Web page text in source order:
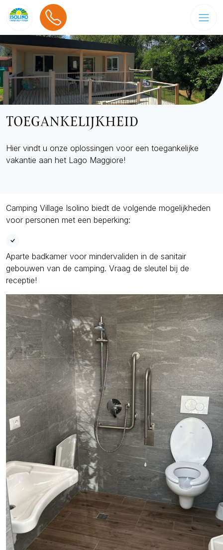
TOEGANKELIJKHEID
Hier vindt u onze oplossingen voor een toegankelijke
vakantie aan het Lago Maggiore!
Camping Village Isolino biedt de volgende mogelijkheden
voor personen met een beperking:
Aparte badkamer voor mindervaliden in de sanitair
gebouwen van de camping. Vraag de sleutel bij de
receptie!